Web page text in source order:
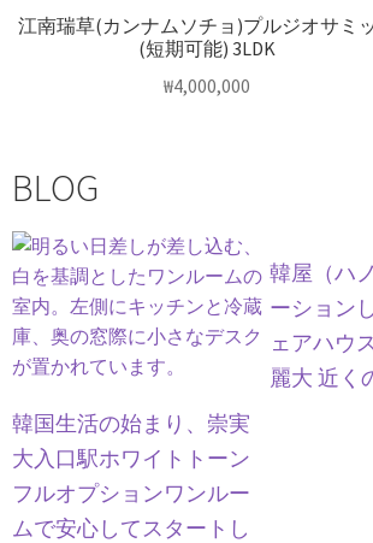
江南瑞草(カンナムソチョ)プルジオサミ
(短期可能) 3LDK
₩4,000,000
BLOG
韓国生活の始まり、崇実
大入口駅ホワイトトーン
フルオプションワンルー
ムで安心してスタートし
韓屋（ハ
ーション
ェアハウ
麗大 近く